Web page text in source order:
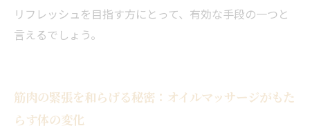
リフレッシュを目指す方にとって、有効な手段の一つと
言えるでしょう。
筋肉の緊張を和らげる秘密：オイルマッサージがもた
らす体の変化